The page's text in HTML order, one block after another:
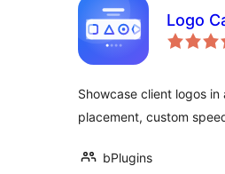
Logo
Showcase client logos
placement, custom
bPlugins